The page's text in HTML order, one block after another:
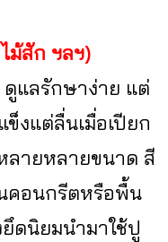
ม้สัก ฯลฯ)
แลรักษาง่าย แต่
งแต่ลื่นเมื่อเปียก
ลายหลายขนาด สี
คอนกรีตหรือพื้น
ยึดนิยมนำมาใช้ปู